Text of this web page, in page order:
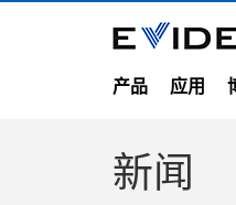
产品 应用
新闻